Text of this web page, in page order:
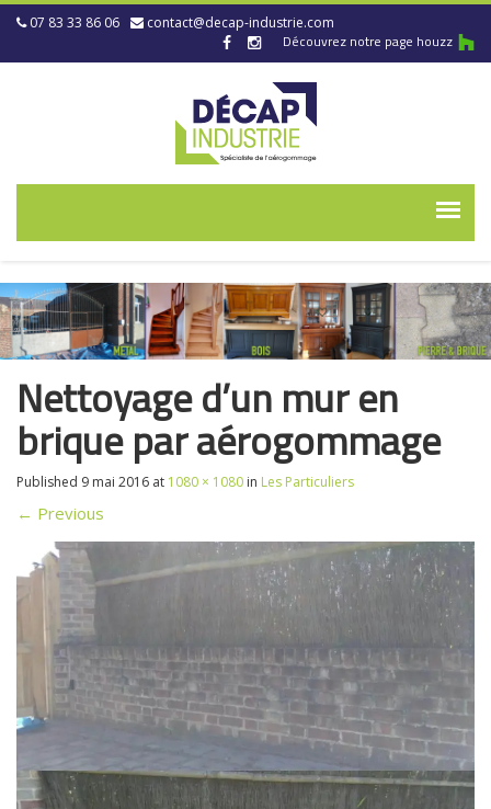
07 83 33 86 06 contact@decap-industrie.com
Découvrez notre page houzz
Nettoyage d’un mur en
brique par aérogommage
Published 9 mai 2016 at 1080 × 1080 in Les Particuliers
← Previous